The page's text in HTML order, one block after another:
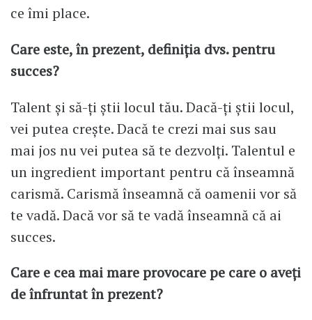
ce îmi place.
Care este, în prezent, definiția dvs. pentru
succes?
Talent și să-ți știi locul tău. Dacă-ți știi locul,
vei putea crește. Dacă te crezi mai sus sau
mai jos nu vei putea să te dezvolți. Talentul e
un ingredient important pentru că înseamnă
carismă. Carismă înseamnă că oamenii vor să
te vadă. Dacă vor să te vadă înseamnă că ai
succes.
Care e cea mai mare provocare pe care o aveți
de înfruntat în prezent?